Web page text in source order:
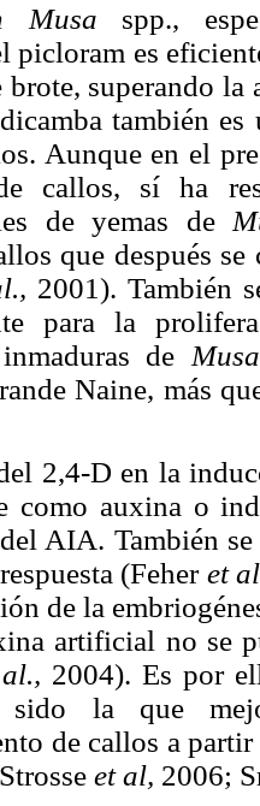
Musa spp.,
picloram es
brote, superando
también
Aunque en el
callos, sí ha
de yemas de
que después
2001). También
para la
de Musa
Naine, más
2,4-D en la
como auxina o
AIA. También
(Feher et
de la
artificial no se
2004). Es por
sido la que
de callos a
et al, 2006;